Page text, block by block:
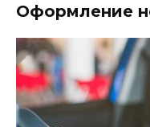
Оформление